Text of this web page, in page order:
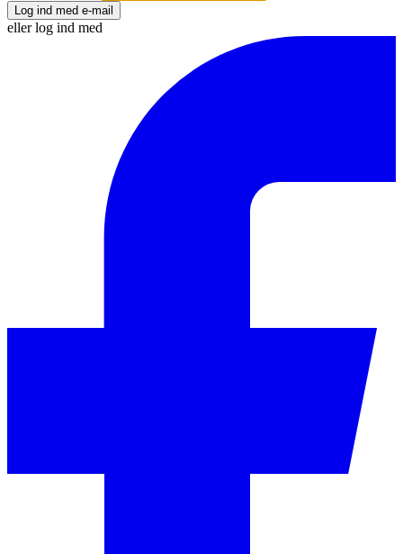
Log ind med e-mail
eller log ind med